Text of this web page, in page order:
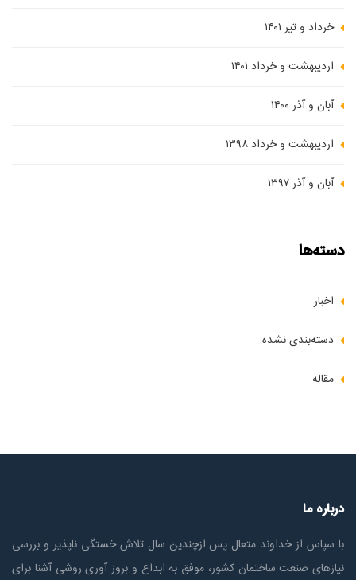
خرداد و تیر ۱۴۰۱
اردیبهشت و خرداد ۱۴۰۱
آبان و آذر ۱۴۰۰
اردیبهشت و خرداد ۱۳۹۸
آبان و آذر ۱۳۹۷
دسته‌ها
اخبار
دسته‌بندی نشده
مقاله
درباره ما
با سپاس از خداوند متعال پس ازچندين سال تلاش خستگی ناپذير و بررسی
نیازهای صنعت ساختمان كشور، موفق به ابداع و بروز آوری روشی آشنا برای